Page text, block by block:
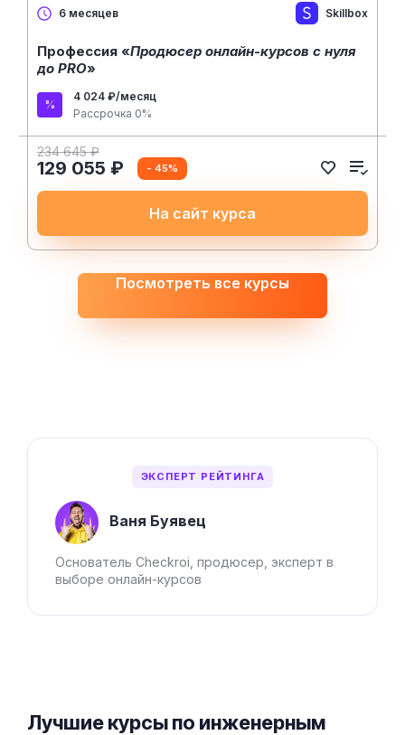
ЭКСПЕРТ РЕЙТИНГА
Ваня Буявец
Основатель Checkroi, продюсер, эксперт в
выборе онлайн-курсов
6 месяцев Skillbox
Профессия «Продюсер онлайн-курсов с нуля
до PRO»
4 024 ₽/месяц
Рассрочка 0%
234 645 ₽
129 055 ₽ - 45%
На сайт курса
Посмотреть все курсы
Лучшие курсы по инженерным